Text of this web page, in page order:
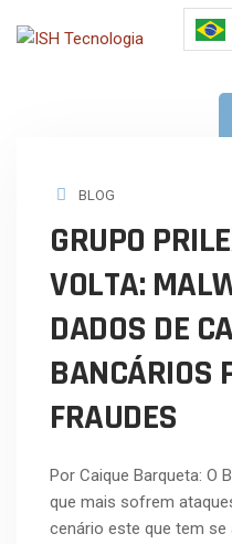
BLOG
GRUPO
VOLTA:
DADOS DE
BANCÁRIOS
FRAUDES
Por Caique Barqueta: O
que mais sofrem
cenário este que tem se